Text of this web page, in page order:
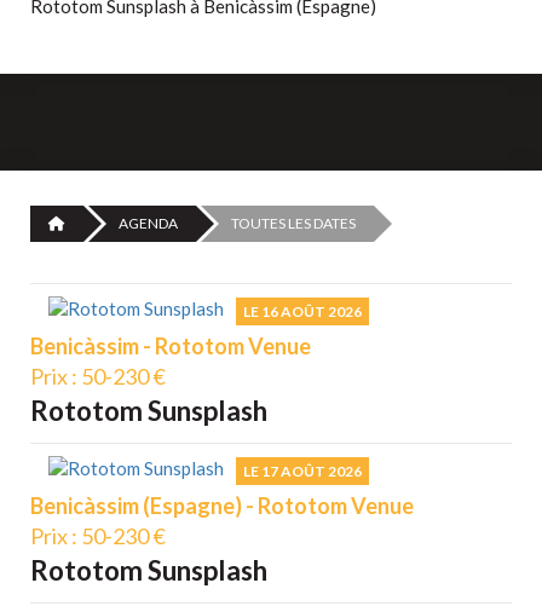
Rototom Sunsplash à Benicàssim (Espagne)
AGENDA TOUTES LES DATES
LE 16 AOÛT 2026
Benicàssim - Rototom Venue
Prix : 50-230 €
Rototom Sunsplash
LE 17 AOÛT 2026
Benicàssim (Espagne) - Rototom Venue
Prix : 50-230 €
Rototom Sunsplash